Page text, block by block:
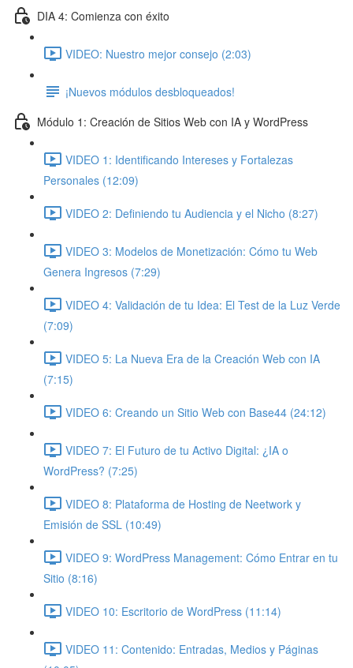
DIA 4: Comienza con éxito
VIDEO: Nuestro mejor consejo (2:03)
¡Nuevos módulos desbloqueados!
Módulo 1: Creación de Sitios Web con IA y WordPress
VIDEO 1: Identificando Intereses y Fortalezas
Personales (12:09)
VIDEO 2: Definiendo tu Audiencia y el Nicho (8:27)
VIDEO 3: Modelos de Monetización: Cómo tu Web
Genera Ingresos (7:29)
VIDEO 4: Validación de tu Idea: El Test de la Luz Verde
(7:09)
VIDEO 5: La Nueva Era de la Creación Web con IA
(7:15)
VIDEO 6: Creando un Sitio Web con Base44 (24:12)
VIDEO 7: El Futuro de tu Activo Digital: ¿IA o
WordPress? (7:25)
VIDEO 8: Plataforma de Hosting de Neetwork y
Emisión de SSL (10:49)
VIDEO 9: WordPress Management: Cómo Entrar en tu
Sitio (8:16)
VIDEO 10: Escritorio de WordPress (11:14)
VIDEO 11: Contenido: Entradas, Medios y Páginas